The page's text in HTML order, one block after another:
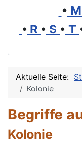
• M
• R • S • T
Aktuelle Seite:
Kolonie
Begriffe
Kolonie